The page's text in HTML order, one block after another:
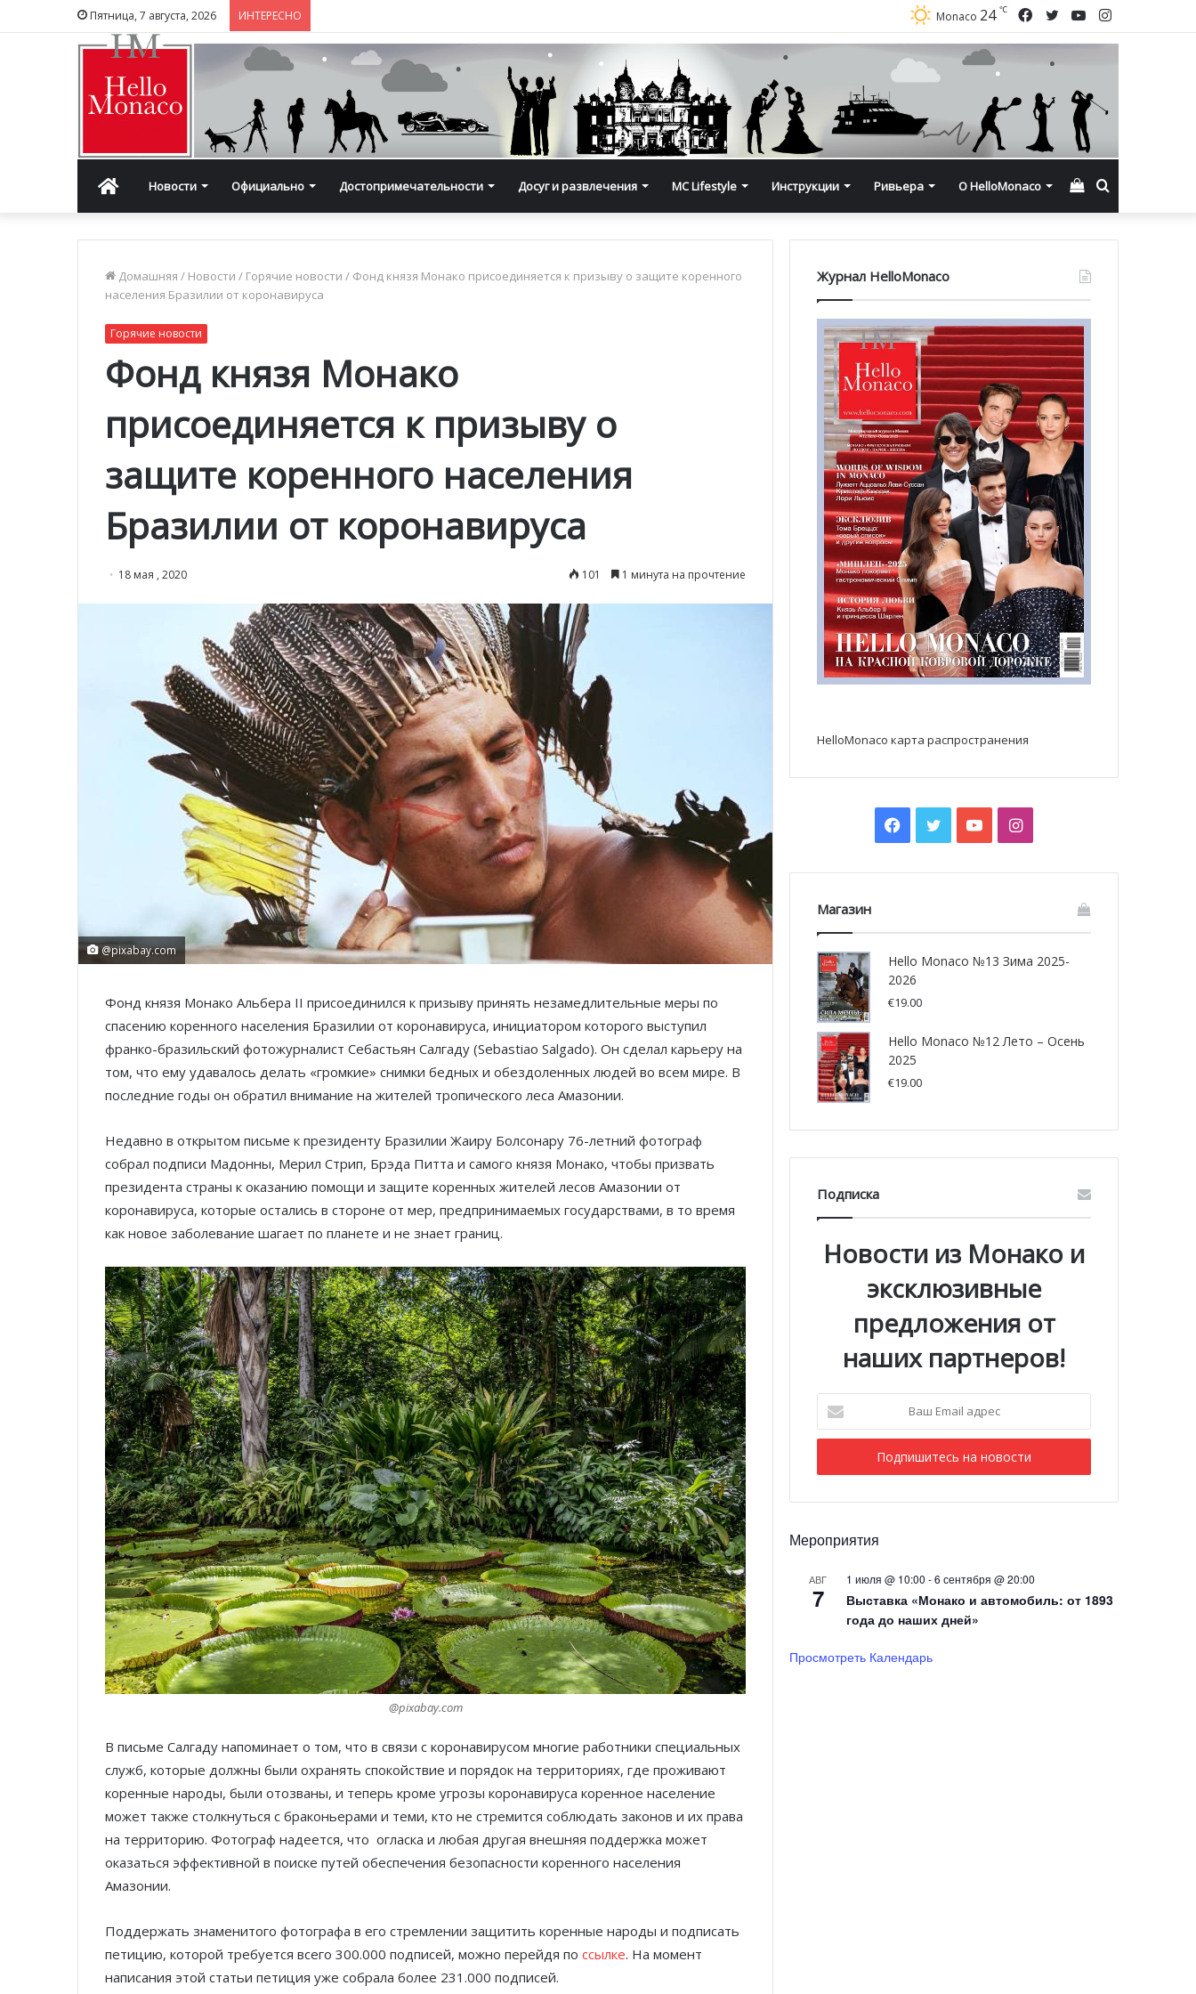
Пятница, 7 августа, 2026 ИНТЕРЕСНО Instagram
YouTube
Twitter
Facebook
Monaco 24 ℃
ГлавнаяНовости Официально Достопримечательности Досуг и развлечения MC Lifestyle Инструкции Ривьера О HelloMonaco Смотреть
корзину
Домашняя / Новости / Горячие новости / Фонд князя Монако присоединяется к призыву о защите коренного
населения Бразилии от коронавируса
Горячие новости
Фонд князя Монако
присоединяется к призыву о
защите коренного населения
Бразилии от коронавируса
18 мая , 2020 101 1 минута на прочтение
@pixabay.com
Фонд князя Монако Альбера II присоединился к призыву принять незамедлительные меры по
спасению коренного населения Бразилии от коронавируса, инициатором которого выступил
франко-бразильский фотожурналист Себастьян Салгаду (Sebastiao Salgado). Он сделал карьеру на
том, что ему удавалось делать «громкие» снимки бедных и обездоленных людей во всем мире. В
последние годы он обратил внимание на жителей тропического леса Амазонии.
Недавно в открытом письме к президенту Бразилии Жаиру Болсонару 76-летний фотограф
собрал подписи Мадонны, Мерил Стрип, Брэда Питта и самого князя Монако, чтобы призвать
президента страны к оказанию помощи и защите коренных жителей лесов Амазонии от
коронавируса, которые остались в стороне от мер, предпринимаемых государствами, в то время
как новое заболевание шагает по планете и не знает границ.
@pixabay.com
В письме Салгаду напоминает о том, что в связи с коронавирусом многие работники специальных
служб, которые должны были охранять спокойствие и порядок на территориях, где проживают
коренные народы, были отозваны, и теперь кроме угрозы коронавируса коренное население
может также столкнуться с браконьерами и теми, кто не стремится соблюдать законов и их права
на территорию. Фотограф надеется, что огласка и любая другая внешняя поддержка может
оказаться эффективной в поиске путей обеспечения безопасности коренного населения
Амазонии.
Поддержать знаменитого фотографа в его стремлении защитить коренные народы и подписать
петицию, которой требуется всего 300.000 подписей, можно перейдя по ссылке. На момент
написания этой статьи петиция уже собрала более 231.000 подписей.
Князь Альбер II и Принцесса
Шарлен посетили 77-й Бал
Шарль Леклер вновь в борьбе:
Ferrari набирает скорость перед
паузой
SBM и Be Safe Monaco продлили
партнёрство ради безопасных
летних ночей
с драгоценностями на сумму свыше
€1 млн
Журнал HelloMonaco
HelloMonaco карта распространения
Facebook
TwitterYouTubeInstagram
Магазин
Hello Monaco №13 Зима 2025-
2026
€19.00
Hello Monaco №12 Лето – Осень
2025
€19.00
Подписка
Новости из Монако и
эксклюзивные
предложения от
наших партнеров!
Email
адрес
Мероприятия
АВГ
7
1 июля @ 10:00 -6 сентября @ 20:00
Выставка «Монако и автомобиль: от 1893
года до наших дней»
Просмотреть Календарь